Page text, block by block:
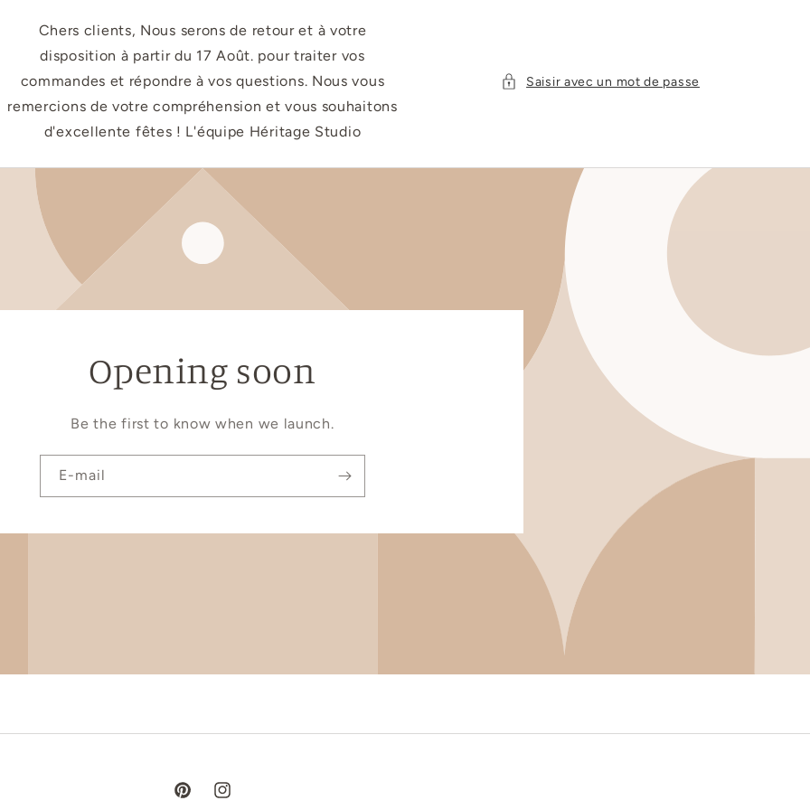
Chers clients, Nous serons de retour et à votre
disposition à partir du 17 Août. pour traiter vos
commandes et répondre à vos questions. Nous vous
remercions de votre compréhension et vous souhaitons
d'excellente fêtes ! L'équipe Héritage Studio
Saisir avec un mot de passe
Opening soon
Be the first to know when we launch.
E-mail
PinterestInstagram